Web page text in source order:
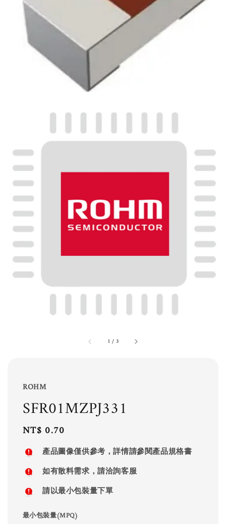
1 / 3
ROHM
SFR01MZPJ331
Regular
price
NT$ 0.70
產品圖像僅供參考，詳情請參閱產品規格書
如有散料需求，請洽詢客服
請以最小包裝量下單
最小包裝量(MPQ)